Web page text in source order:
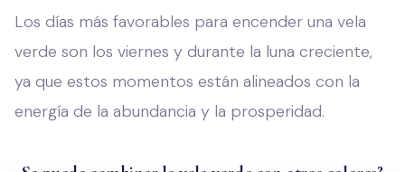
Los días más favorables para encender una vela
verde son los viernes y durante la luna creciente,
ya que estos momentos están alineados con la
energía de la abundancia y la prosperidad.